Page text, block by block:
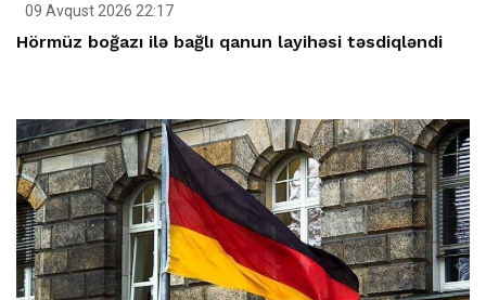
09 Avqust 2026 22:17
Hörmüz boğazı ilə bağlı qanun layihəsi təsdiqləndi